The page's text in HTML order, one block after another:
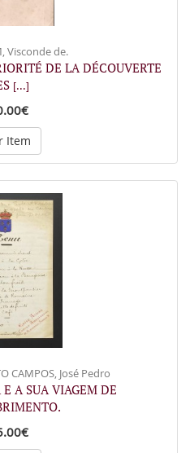
Visconde de.
DE LA DÉCOUVERTE
[...]
Item
CAMPOS, José Pedro
A SUA VIAGEM DE